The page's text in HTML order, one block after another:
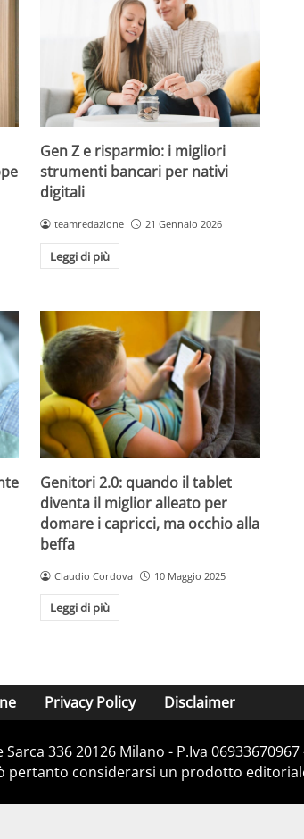
Gen Z e risparmio: i migliori
strumenti bancari per nativi
digitali
teamredazione 21 Gennaio 2026
Leggi di più
Genitori 2.0: quando il tablet
diventa il miglior alleato per
domare i capricci, ma occhio alla
beffa
Claudio Cordova 10 Maggio 2025
Leggi di più
Privacy Policy Disclaimer
336 20126 Milano - P.Iva
considerarsi un prodotto